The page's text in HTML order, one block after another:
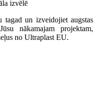
izvēlē
tagad un izveidojiet augstas
nākamajam projektam,
no Ultraplast EU.